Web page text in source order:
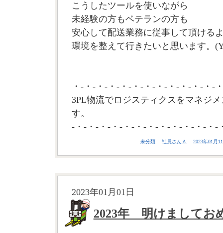
こうしたツールを使いながら
未経験の方もベテランの方も
安心して配送業務に従事して頂ける
環境を整えて行きたいと思います。
・-・-・-・-・-・-・-・-・-・-・-・-
3PL物流でロジスティクスをマネジ
す。
-・-・-・-・-・-・-・-・-・-・-・-・-
未分類 社員さんＡ 2023年01月
2023年01月01日
2023年 明けましてお